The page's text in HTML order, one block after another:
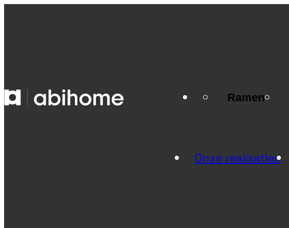
GA NAAR DE INHOUD
Abihome Ramen
Onze realisaties